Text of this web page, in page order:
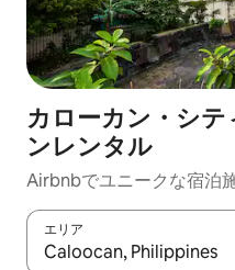
カローカン・シ
ンレンタル
Airbnbでユニークな宿泊
エリア
検索結果が表示されたら